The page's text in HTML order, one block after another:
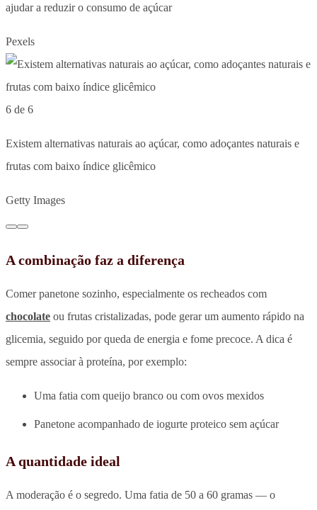
ajudar a reduzir o consumo de açúcar
Pexels
6 de 6
Existem alternativas naturais ao açúcar, como adoçantes naturais e
frutas com baixo índice glicêmico
Getty Images
A combinação faz a diferença
Comer panetone sozinho, especialmente os recheados com
chocolate ou frutas cristalizadas, pode gerar um aumento rápido na
glicemia, seguido por queda de energia e fome precoce. A dica é
sempre associar à proteína, por exemplo:
Uma fatia com queijo branco ou com ovos mexidos
Panetone acompanhado de iogurte proteico sem açúcar
A quantidade ideal
A moderação é o segredo. Uma fatia de 50 a 60 gramas — o